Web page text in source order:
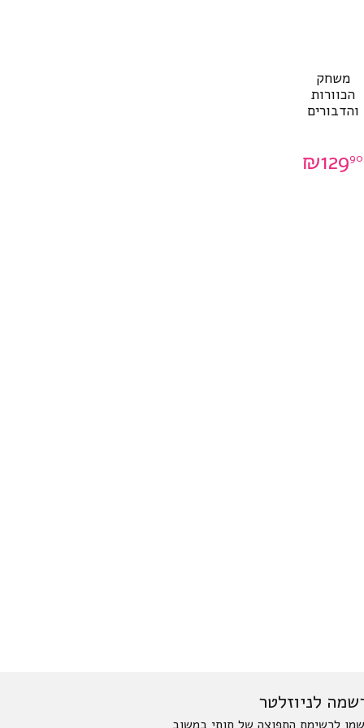
משחק
הכוורות
והדבורים
₪12990
לניוזלטר